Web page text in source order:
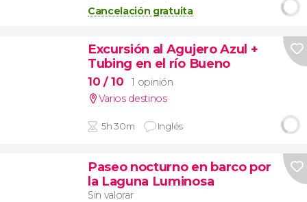
Cancelación gratuita
Excursión al Agujero Azul +
Tubing en el río Bueno
10 / 10
1 opinión
Varios destinos
5h 30m Inglés
Paseo nocturno en barco por
la Laguna Luminosa
Sin valorar